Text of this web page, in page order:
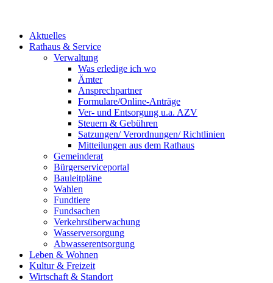
Aktuelles
Rathaus & Service
Verwaltung
Was erledige ich wo
Ämter
Ansprechpartner
Formulare/Online-Anträge
Ver- und Entsorgung u.a. AZV
Steuern & Gebühren
Satzungen/ Verordnungen/ Richtlinien
Mitteilungen aus dem Rathaus
Gemeinderat
Bürgerserviceportal
Bauleitpläne
Wahlen
Fundtiere
Fundsachen
Verkehrsüberwachung
Wasserversorgung
Abwasserentsorgung
Leben & Wohnen
Kultur & Freizeit
Wirtschaft & Standort